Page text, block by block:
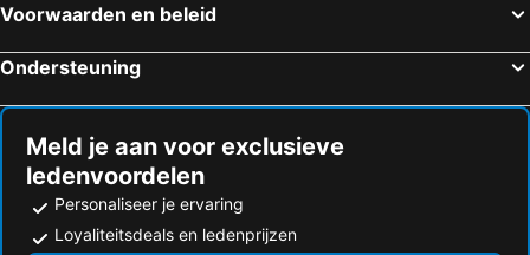
Voorwaarden en beleid
Ondersteuning
Meld je aan voor exclusieve
ledenvoordelen
Personaliseer je ervaring
Loyaliteitsdeals en ledenprijzen